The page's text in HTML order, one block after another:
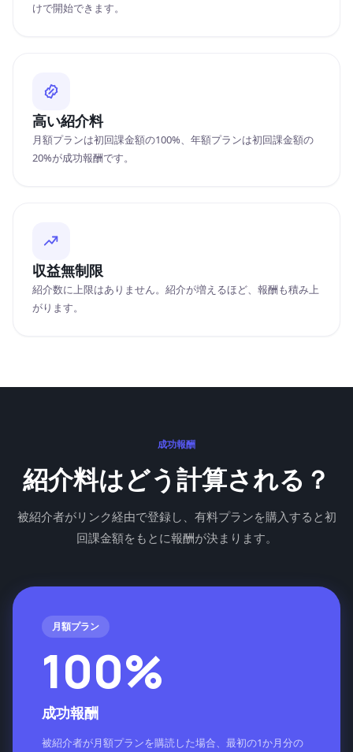
けで開始できます。
高い紹介料
月額プランは初回課金額の100%、年額プランは初回課金額の
20%が成功報酬です。
収益無制限
紹介数に上限はありません。紹介が増えるほど、報酬も積み上
がります。
成功報酬
紹介料はどう計算される？
被紹介者がリンク経由で登録し、有料プランを購入すると初
回課金額をもとに報酬が決まります。
月額プラン
100%
成功報酬
被紹介者が月額プランを購読した場合、最初の1か月分の